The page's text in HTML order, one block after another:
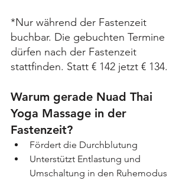
*Nur während der Fastenzeit
buchbar. Die gebuchten Termine
dürfen nach der Fastenzeit
stattfinden. Statt € 142 jetzt € 134.
Warum gerade Nuad Thai
Yoga Massage in der
Fastenzeit?
Fördert die Durchblutung
Unterstützt Entlastung und
Umschaltung in den Ruhemodus